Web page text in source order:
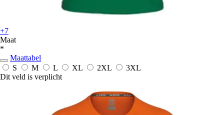
+7
Maat
*
Maattabel
S
M L XL 2XL
3XL
Dit veld is verplicht